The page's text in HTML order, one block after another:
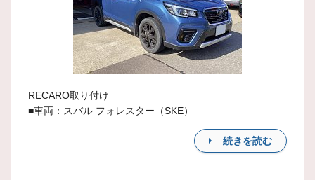
RECARO取り付け
■車両：スバル フォレスター（SKE）
続きを読む